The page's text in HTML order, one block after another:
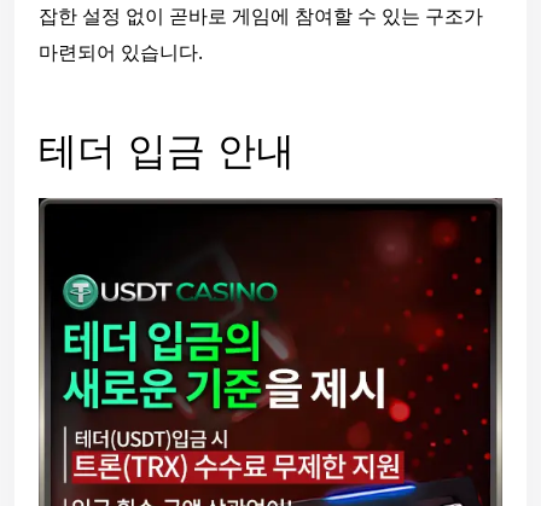
잡한 설정 없이 곧바로 게임에 참여할 수 있는 구조가
마련되어 있습니다.
테더 입금 안내